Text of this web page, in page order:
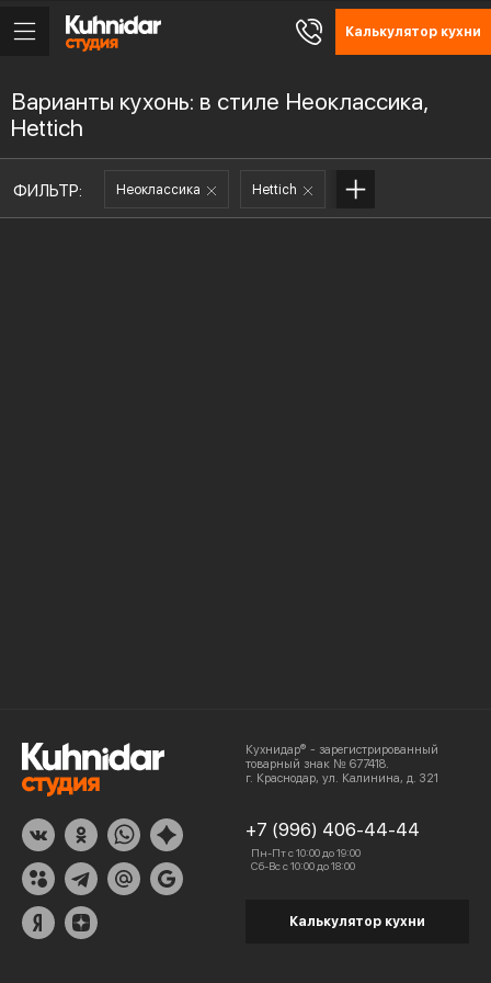
Калькулятор кухни
Варианты кухонь: в стиле Неоклассика,
Hettich
ФИЛЬТР: Неоклассика Hettich
Кухнидар® - зарегистрированный
товарный знак № 677418.
г. Краснодар, ул. Калинина, д. 321
+7 (996) 406-44-44
Пн-Пт с 10:00 до 19:00
Сб-Вс с 10:00 до 18:00
Калькулятор кухни